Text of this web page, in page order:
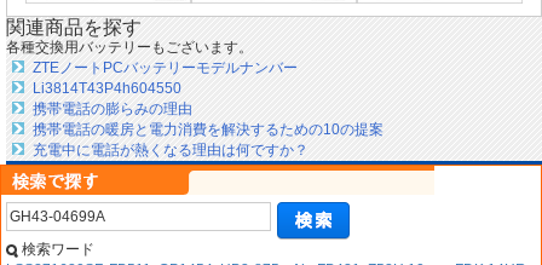
関連商品を探す
各種交換用バッテリーもございます。
ZTEノートPCバッテリーモデルナンバー
Li3814T43P4h604550
携帯電話の膨らみの理由
携帯電話の暖房と電力消費を解決するための10の提案
充電中に電話が熱くなる理由は何ですか？
検索ワード